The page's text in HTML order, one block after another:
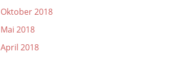
Oktober 2018
Mai 2018
April 2018